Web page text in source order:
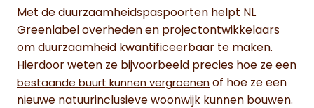
Met de duurzaamheidspaspoorten helpt NL
Greenlabel overheden en projectontwikkelaars
om duurzaamheid kwantificeerbaar te maken.
Hierdoor weten ze bijvoorbeeld precies hoe ze een
bestaande buurt kunnen vergroenen of hoe ze een
nieuwe natuurinclusieve woonwijk kunnen bouwen.